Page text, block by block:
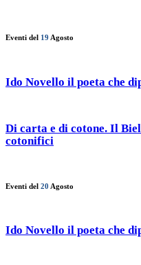
Eventi del 19 Agosto
Ido Novello il poeta che
Di carta e di cotone. Il
cotonifici
Eventi del 20 Agosto
Ido Novello il poeta che